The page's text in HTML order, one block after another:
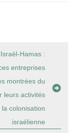
Hamas :
entreprises
montrées du
leurs activités
la colonisation
israélienne